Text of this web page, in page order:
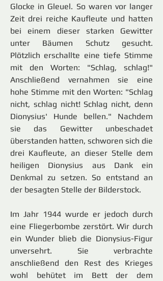
Glocke in Gleuel. So waren vor langer
Zeit drei reiche Kaufleute und hatten
bei einem dieser starken Gewitter
unter Bäumen Schutz gesucht.
Plötzlich erschallte eine tiefe Stimme
mit den Worten: "Schlag, schlag!"
Anschließend vernahmen sie eine
hohe Stimme mit den Worten: "Schlag
nicht, schlag nicht! Schlag nicht, denn
Dionysius' Hunde bellen." Nachdem
sie das Gewitter unbeschadet
überstanden hatten, schworen sich die
drei Kaufleute, an dieser Stelle dem
heiligen Dionysius aus Dank ein
Denkmal zu setzen. So entstand an
der besagten Stelle der Bilderstock.
Im Jahr 1944 wurde er jedoch durch
eine Fliegerbombe zerstört. Wir durch
ein Wunder blieb die Dionysius-Figur
unversehrt. Sie verbrachte
anschließend den Rest des Krieges
wohl behütet im Bett der dem